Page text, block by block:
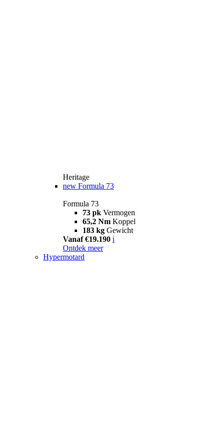
Heritage
new Formula 73
Formula 73
73 pk Vermogen
65,2 Nm Koppel
183 kg Gewicht
Vanaf €19.190 i
Ontdek meer
Hypermotard